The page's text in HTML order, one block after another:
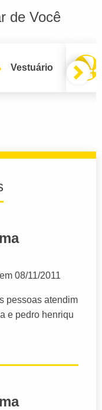
de Você
Vestuário
08/11/2011
pessoas atendim
e pedro henriqu